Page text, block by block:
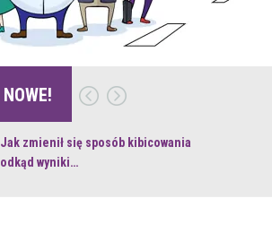
NOWE!
Jak zmienił się sposób kibicowania
odkąd wyniki…